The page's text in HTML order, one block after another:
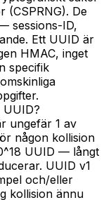
(CSPRNG). De
sessions-ID,
Ett UUID är
HMAC, inget
specifik
UUID?
ungefär 1 av
någon kollision
UUID — långt
UUID v1
och/eller
kollision ännu